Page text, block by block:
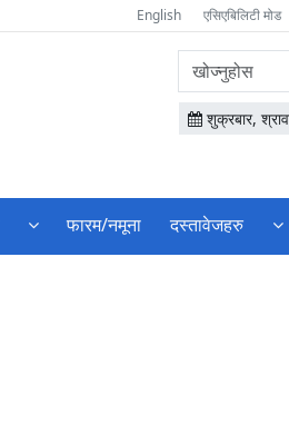
English एसिएबिलिटी मोड
वेबसाइटमा
सामग्री
खोज्नुहोस
शुक्रबार,
फारम/नमूना दस्तावेजहरु